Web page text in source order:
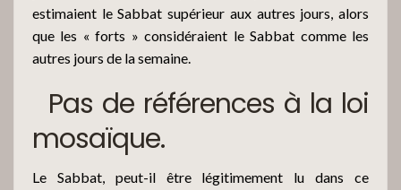
estimaient le Sabbat supérieur aux autres jours, alors
que les « forts » considéraient le Sabbat comme les
autres jours de la semaine.
Pas de références à la loi
mosaïque.
Le Sabbat, peut-il être légitimement lu dans ce